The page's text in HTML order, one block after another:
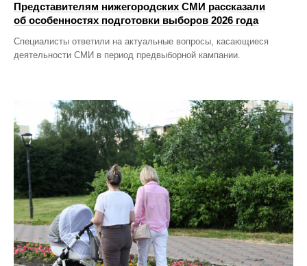
Представителям нижегородских СМИ рассказали
об особенностях подготовки выборов 2026 года
Специалисты ответили на актуальные вопросы, касающиеся
деятельности СМИ в период предвыборной кампании.